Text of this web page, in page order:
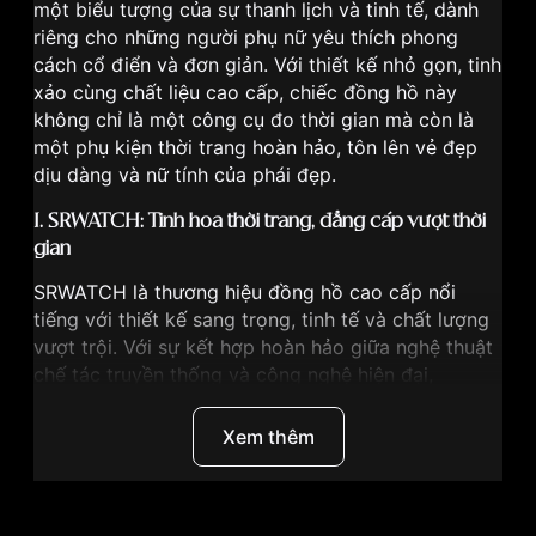
một biểu tượng của sự thanh lịch và tinh tế, dành
riêng cho những người phụ nữ yêu thích phong
cách cổ điển và đơn giản. Với thiết kế nhỏ gọn, tinh
xảo cùng chất liệu cao cấp, chiếc đồng hồ này
không chỉ là một công cụ đo thời gian mà còn là
một phụ kiện thời trang hoàn hảo, tôn lên vẻ đẹp
dịu dàng và nữ tính của phái đẹp.
I. SRWATCH: Tinh hoa thời trang, đẳng cấp vượt thời
gian
SRWATCH là thương hiệu đồng hồ cao cấp nổi
tiếng với thiết kế sang trọng, tinh tế và chất lượng
vượt trội. Với sự kết hợp hoàn hảo giữa nghệ thuật
chế tác truyền thống và công nghệ hiện đại,
SRWATCH đã tạo nên những chiếc đồng hồ không
chỉ là công cụ đo thời gian mà còn là biểu tượng
của phong cách và đẳng cấp.
Xem thêm